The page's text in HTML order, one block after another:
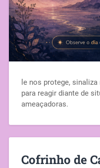
le nos protege,
para reagir diante de
ameaçadoras.
Cofrinho de